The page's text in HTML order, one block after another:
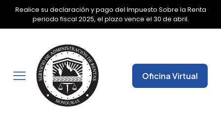
Realice su declaración y pago del Impuesto Sobre la Renta
periodo fiscal 2025, el plazo vence el 30 de abril.
✕
Oficina Virtual